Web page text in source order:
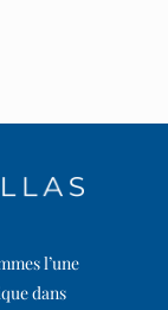
l’une
dans